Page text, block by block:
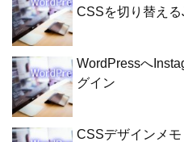
CSSを切り替え
WordPressへ
グイン
CSSデザインメモ